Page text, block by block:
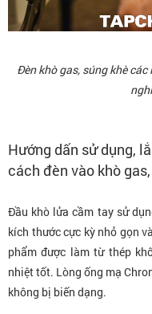
Đèn khò gas, súng khè
Hướng dấn sử dụng,
cách đèn vào khò
Đầu khò lửa cầm tay sử
kích thước cực kỳ nhỏ gọn
phẩm được làm từ thép
nhiệt tốt. Lòng ống mạ
không bị biến dạng.